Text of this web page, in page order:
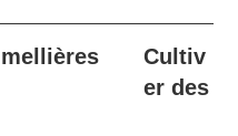
Cultiv
er des